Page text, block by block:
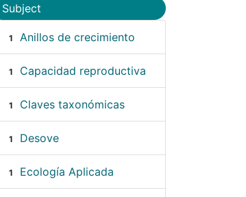
Subject
1 Anillos de crecimiento
1 Capacidad reproductiva
1 Claves taxonómicas
1 Desove
1 Ecología Aplicada